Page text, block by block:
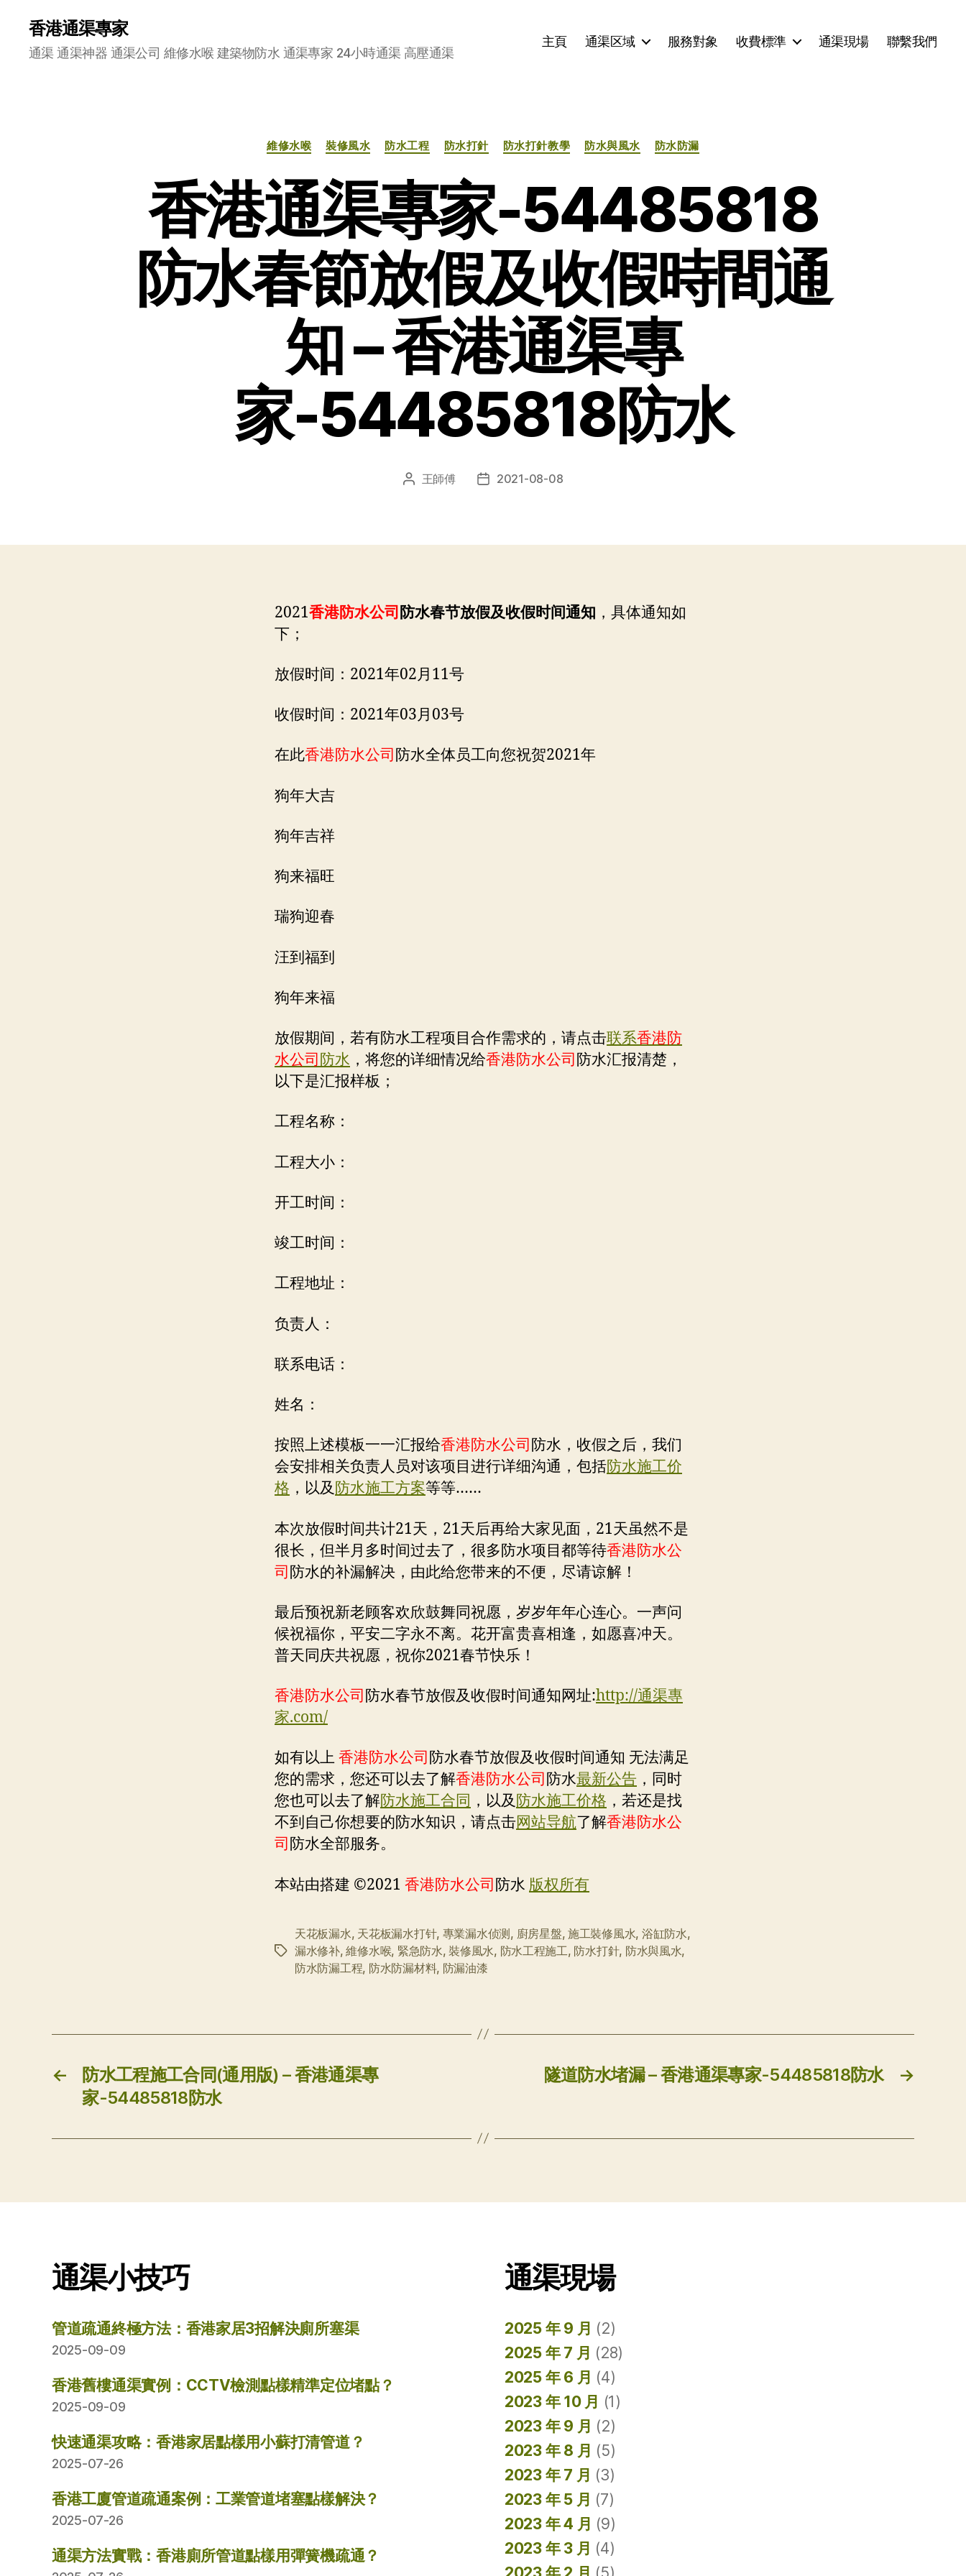
香港通渠專家
通渠 通渠神器 通渠公司 維修水喉 建築物防水 通渠專家 24小時通渠 高壓通渠
主頁 通渠区域 服務對象 收費標準 通渠現場 聯繫我們
分
类
維修水喉 裝修風水 防水工程 防水打針 防水打針教學 防水與風水 防水防漏
香港通渠專家-54485818
防水春節放假及收假時間通
知 – 香港通渠專
家-54485818防水
文 王師傅
发 2021-08-08
2021香港防水公司 防水春节放假及收假时间通知 ，具体通知如
下；
放假时间：2021年02月11号
收假时间：2021年03月03号
在此香港防水公司 防水全体员工向您祝贺2021年
狗年大吉
狗年吉祥
狗来福旺
瑞狗迎春
汪到福到
狗年来福
放假期间，若有防水工程项目合作需求的，请点击联系香港防
水公司 防水 ，将您的详细情况给香港防水公司 防水汇报清楚，
以下是汇报样板；
工程名称：
工程大小：
开工时间：
竣工时间：
工程地址：
负责人：
联系电话：
姓名：
按照上述模板一一汇报给香港防水公司 防水，收假之后，我们
会安排相关负责人员对该项目进行详细沟通，包括防水施工价
格 ，以及防水施工方案等等……
本次放假时间共计21天，21天后再给大家见面，21天虽然不是
很长，但半月多时间过去了，很多防水项目都等待香港防水公
司防水的补漏解决，由此给您带来的不便，尽请谅解！
最后预祝新老顾客欢欣鼓舞同祝愿，岁岁年年心连心。一声问
候祝福你，平安二字永不离。花开富贵喜相逢，如愿喜冲天。
普天同庆共祝愿，祝你2021春节快乐！
香港防水公司 防水春节放假及收假时间通知网址:http://通渠專
家.com/
如有以上香港防水公司 防水春节放假及收假时间通知 无法满足
您的需求，您还可以去了解香港防水公司 防水最新公告 ，同时
您也可以去了解防水施工合同 ，以及防水施工价格 ，若还是找
不到自己你想要的防水知识，请点击网站导航了解香港防水公
司 防水全部服务。
本站由搭建 ©2021 香港防水公司防水 版权所有
标
天花板漏水, 天花板漏水打针, 專業漏水侦测, 廚房星盤, 施工裝修風水, 浴缸防水,
漏水修补,維修水喉, 緊急防水, 裝修風水, 防水工程施工, 防水打針, 防水與風水,
防水防漏工程, 防水防漏材料, 防漏油漆
←
防水工程施工合同(通用版) – 香港通渠專
家-54485818防水
→
隧道防水堵漏 – 香港通渠專家-54485818防水
通渠小技巧
管道疏通終極方法：香港家居3招解決廁所塞渠
2025-09-09
香港舊樓通渠實例：CCTV檢測點樣精準定位堵點？
2025-09-09
快速通渠攻略：香港家居點樣用小蘇打清管道？
2025-07-26
香港工廈管道疏通案例：工業管道堵塞點樣解決？
2025-07-26
通渠方法實戰：香港廁所管道點樣用彈簧機疏通？
通渠現場
2025 年 9 月 (2)
2025 年 7 月 (28)
2025 年 6 月 (4)
2023 年 10 月 (1)
2023 年 9 月 (2)
2023 年 8 月 (5)
2023 年 7 月 (3)
2023 年 5 月 (7)
2023 年 4 月 (9)
2023 年 3 月 (4)
2023 年 2 月 (5)